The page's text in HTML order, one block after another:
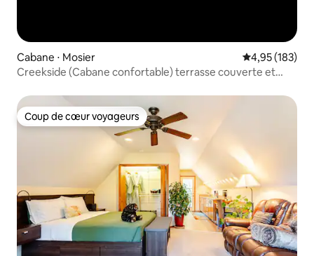
Cabane ⋅ Mosier Évaluation
4,95 (183)
Creekside (Cabane confortable) terrasse couverte et
Coup de cœur voyageurs
Coup de cœur voyageurs